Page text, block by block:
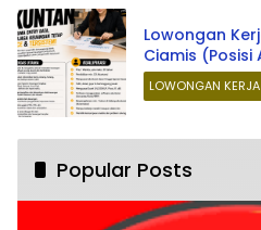
Lowongan
Ciamis (Posisi
LOWONGAN KERJA
Popular Posts